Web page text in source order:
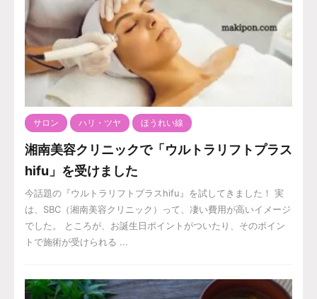
サロン ハリ・ツヤ ほうれい線
湘南美容クリニックで「ウルトラリフトプラス
hifu」を受けました
今話題の『ウルトラリフトプラスhifu』を試してきました！ 実
は、SBC（湘南美容クリニック）って、凄い費用が高いイメージ
でした。 ところが、お誕生日ポイントがついたり、そのポイン
トで施術が受けられる ...